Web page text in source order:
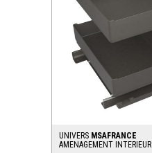
UNIVERS MSAFRANCE
AMENAGEMENT INTERIEUR